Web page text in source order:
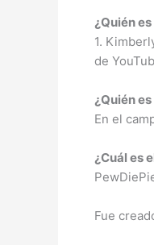
¿Quién
1.
de
¿Quién
En el
¿Cuál es
Fue